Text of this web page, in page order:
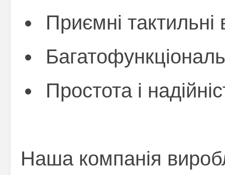
Приємні тактильні
Простота і
Наша компанія